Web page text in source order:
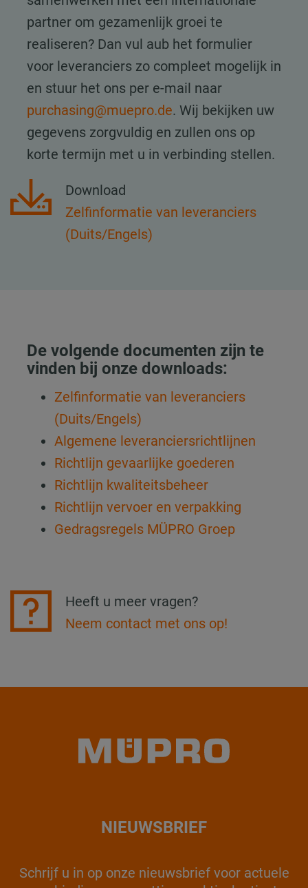
partner om gezamenlijk groei te
realiseren? Dan vul aub het formulier
voor leveranciers zo compleet mogelijk in
en stuur het ons per e-mail naar
purchasing@muepro.de. Wij bekijken uw
gegevens zorgvuldig en zullen ons op
korte termijn met u in verbinding stellen.
Download
Zelfinformatie van leveranciers
(Duits/Engels)
De volgende documenten zijn te
vinden bij onze downloads:
Zelfinformatie van leveranciers
(Duits/Engels)
Algemene leveranciersrichtlijnen
Richtlijn gevaarlijke goederen
Richtlijn kwaliteitsbeheer
Richtlijn vervoer en verpakking
Gedragsregels MÜPRO Groep
Heeft u meer vragen?
Neem contact met ons op!
NIEUWSBRIEF
Schrijf u in op onze nieuwsbrief voor actuele